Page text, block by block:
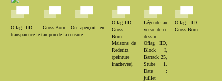
Oflag IID – Gross-Born. On aperçoit en
transparence le tampon de la censure.
Oflag IID –
Gross-
Born.
Maisons de
Rederitz
(peinture
inachevée).
Légende au
verso de ce
dessin :
Oflag IID,
Block I,
Barrack 25,
Stube 1.
Date :
juillet
Oflag IID -
Gross-Born